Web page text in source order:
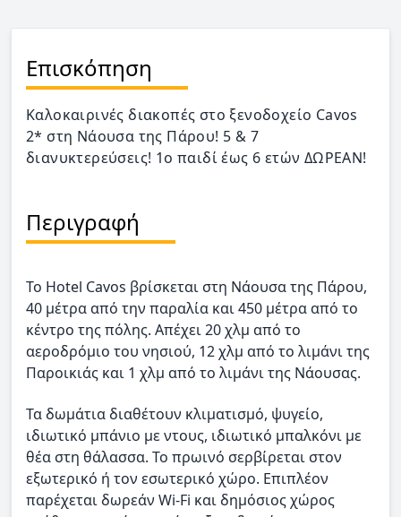
Επισκόπηση
Καλοκαιρινές διακοπές στο ξενοδοχείο Cavos
2* στη Νάουσα της Πάρου! 5 & 7
διανυκτερεύσεις! 1ο παιδί έως 6 ετών ΔΩΡΕΑΝ!
Περιγραφή
Το Hotel Cavos βρίσκεται στη Νάουσα της Πάρου,
40 μέτρα από την παραλία και 450 μέτρα από το
κέντρο της πόλης. Απέχει 20 χλμ από το
αεροδρόμιο του νησιού, 12 χλμ από το λιμάνι της
Παροικιάς και 1 χλμ από το λιμάνι της Νάουσας.
Τα δωμάτια διαθέτουν κλιματισμό, ψυγείο,
ιδιωτικό μπάνιο με ντους, ιδιωτικό μπαλκόνι με
θέα στη θάλασσα. Το πρωινό σερβίρεται στον
εξωτερικό ή τον εσωτερικό χώρο. Επιπλέον
παρέχεται δωρεάν Wi-Fi και δημόσιος χώρος